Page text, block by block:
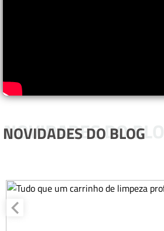
NOVIDADES DO BLOG
NOVIDADES DO BLOG